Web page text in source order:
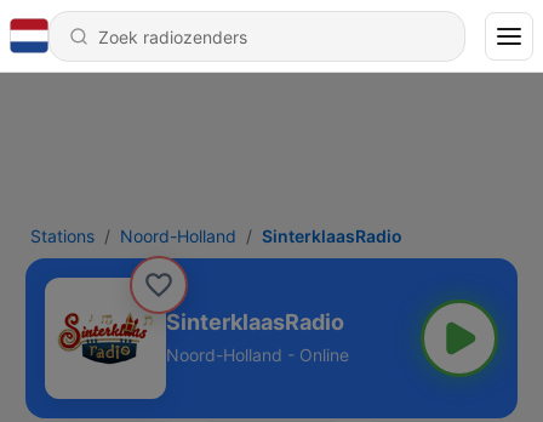
Stations Noord-Holland SinterklaasRadio
SinterklaasRadio
Noord-Holland - Online